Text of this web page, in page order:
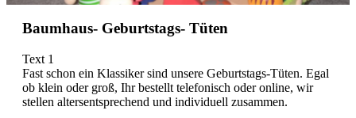
Baumhaus- Geburtstags- Tüten
Text 1
Fast schon ein Klassiker sind unsere Geburtstags-Tüten. Egal
ob klein oder groß, Ihr bestellt telefonisch oder online, wir
stellen altersentsprechend und individuell zusammen.